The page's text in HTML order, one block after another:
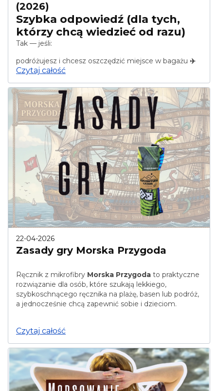
(2026)
Szybka odpowiedź (dla tych,
którzy chcą wiedzieć od razu)
Tak — jeśli:
podróżujesz i chcesz oszczędzić miejsce w bagażu ✈️
Czytaj całość
22-04-2026
Zasady gry Morska Przygoda
Ręcznik z mikrofibry Morska Przygoda to praktyczne
rozwiązanie dla osób, które szukają lekkiego,
szybkoschnącego ręcznika na plażę, basen lub podróż,
a jednocześnie chcą zapewnić sobie i dzieciom.
Czytaj całość